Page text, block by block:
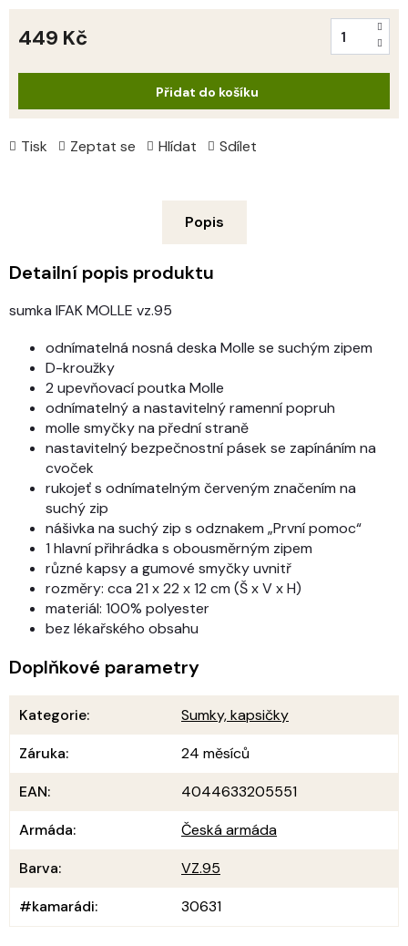
Tisk Zeptat se Hlídat Sdílet
449 Kč
Přidat do košíku
Popis
Detailní popis produktu
sumka IFAK MOLLE vz.95
odnímatelná nosná deska Molle se suchým zipem
D-kroužky
2 upevňovací poutka Molle
odnímatelný a nastavitelný ramenní popruh
molle smyčky na přední straně
nastavitelný bezpečnostní pásek se zapínáním na
cvoček
rukojeť s odnímatelným červeným značením na
suchý zip
nášivka na suchý zip s odznakem „První pomoc“
1 hlavní přihrádka s obousměrným zipem
různé kapsy a gumové smyčky uvnitř
rozměry: cca 21 x 22 x 12 cm (Š x V x H)
materiál: 100% polyester
bez lékařského obsahu
Doplňkové parametry
Kategorie:
Sumky, kapsičky
Záruka:
24 měsíců
EAN:
4044633205551
Armáda:
Česká armáda
Barva:
VZ.95
#kamarádi: 30631